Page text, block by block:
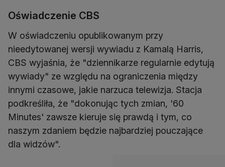
Oświadczenie CBS
W oświadczeniu opublikowanym przy
nieedytowanej wersji wywiadu z Kamalą Harris,
CBS wyjaśnia, że "dziennikarze regularnie edytują
wywiady" ze względu na ograniczenia między
innymi czasowe, jakie narzuca telewizja. Stacja
podkreśliła, że "dokonując tych zmian, '60
Minutes' zawsze kieruje się prawdą i tym, co
naszym zdaniem będzie najbardziej pouczające
dla widzów".